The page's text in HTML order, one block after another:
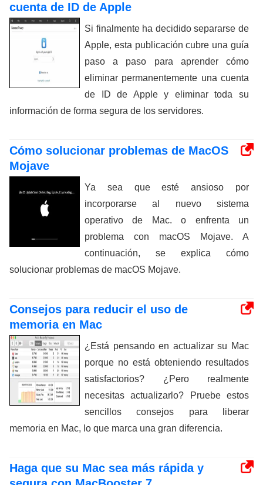
cuenta de ID de Apple
Si finalmente ha decidido separarse de
Apple, esta publicación cubre una guía
paso a paso para aprender cómo
eliminar permanentemente una cuenta
de ID de Apple y eliminar toda su
información de forma segura de los servidores.
Cómo solucionar problemas de MacOS
Mojave
Ya sea que esté ansioso por
incorporarse al nuevo sistema
operativo de Mac. o enfrenta un
problema con macOS Mojave. A
continuación, se explica cómo
solucionar problemas de macOS Mojave.
Consejos para reducir el uso de
memoria en Mac
¿Está pensando en actualizar su Mac
porque no está obteniendo resultados
satisfactorios? ¿Pero realmente
necesitas actualizarlo? Pruebe estos
sencillos consejos para liberar
memoria en Mac, lo que marca una gran diferencia.
Haga que su Mac sea más rápida y